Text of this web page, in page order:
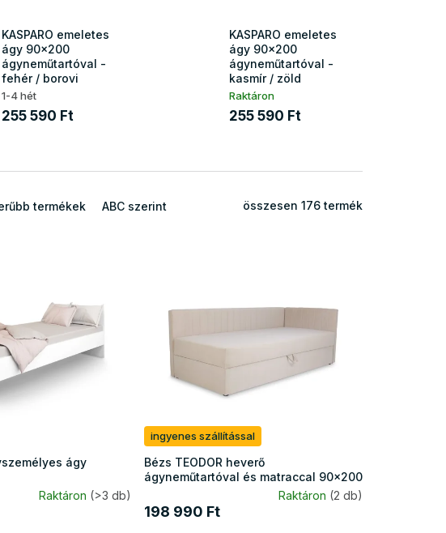
KASPARO emeletes
ágy 90x200
ágyneműtartóval -
fehér / borovi
1-4 hét
255 590 Ft
KASPARO emeletes
ágy 90x200
ágyneműtartóval -
kasmír / zöld
Raktáron
255 590 Ft
termékek ABC szerint összesen 176termék
ágy
Raktáron (>3 db)
ingyenes szállítással
Bézs TEODOR heverő
ágyneműtartóval és matraccal 90x200
Raktáron (2 db)
198 990 Ft